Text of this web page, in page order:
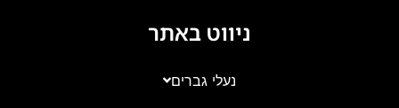
ניווט באתר
נעלי גברים